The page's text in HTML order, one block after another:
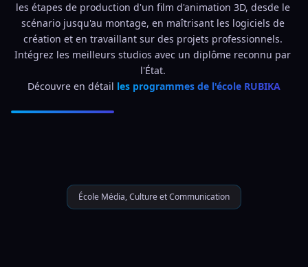
les étapes de production d'un film d'animation 3D, desde le
scénario jusqu'au montage, en maîtrisant les logiciels de
création et en travaillant sur des projets professionnels.
Intégrez les meilleurs studios avec un diplôme reconnu par
l'État.
Découvre en détail les programmes de l'école RUBIKA
École Média, Culture et Communication